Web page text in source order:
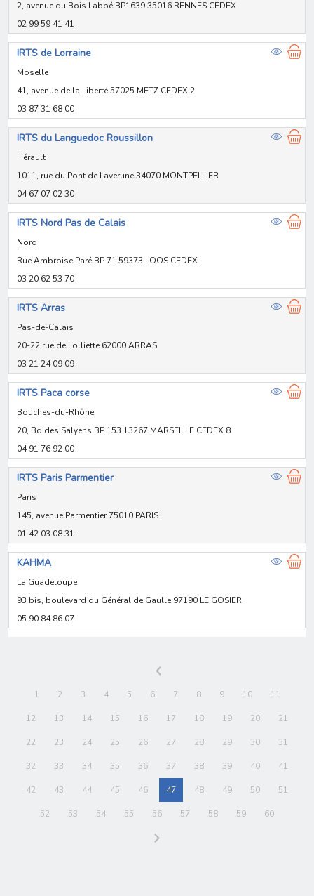
2, avenue du Bois Labbé BP1639 35016 RENNES CEDEX
02 99 59 41 41
IRTS de Lorraine
Moselle
41, avenue de la Liberté 57025 METZ CEDEX 2
03 87 31 68 00
IRTS du Languedoc Roussillon
Hérault
1011, rue du Pont de Laverune 34070 MONTPELLIER
04 67 07 02 30
IRTS Nord Pas de Calais
Nord
Rue Ambroise Paré BP 71 59373 LOOS CEDEX
03 20 62 53 70
IRTS Arras
Pas-de-Calais
20-22 rue de Lolliette 62000 ARRAS
03 21 24 09 09
IRTS Paca corse
Bouches-du-Rhône
20, Bd des Salyens BP 153 13267 MARSEILLE CEDEX 8
04 91 76 92 00
IRTS Paris Parmentier
Paris
145, avenue Parmentier 75010 PARIS
01 42 03 08 31
KAHMA
La Guadeloupe
93 bis, boulevard du Général de Gaulle 97190 LE GOSIER
05 90 84 86 07
1 2 3 4 5 6 7 8 9 10 11
12 13 14 15 16 17 18 19 20 21
22 23 24 25 26 27 28 29 30 31
32 33 34 35 36 37 38 39 40 41
42 43 44 45 46 47 48 49 50 51
52 53 54 55 56 57 58 59 60